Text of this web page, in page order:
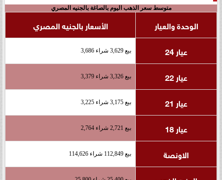
متوسط سعر الذهب اليوم بالصاغة بالجنيه المصري
الوحدة والعيار
الأسعار بالجنيه المصري
عيار 24
بيع 3,629 شراء 3,686
عيار 22 بيع 3,326 شراء 3,379
عيار 21 بيع 3,175 شراء 3,225
عيار 18 بيع 2,721 شراء 2,764
الاونصة بيع 112,849 شراء 114,626